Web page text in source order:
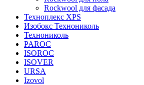
Rockwool для фасада
Техноплекс XPS
Изобокс Технониколь
Технониколь
PAROC
ISOROC
ISOVER
URSA
Izovol